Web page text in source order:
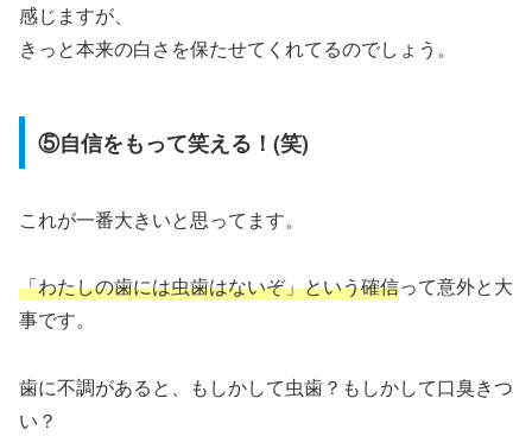
感じますが、
きっと本来の白さを保たせてくれてるのでしょう。
⑤自信をもって笑える！(笑)
これが一番大きいと思ってます。
「わたしの歯には虫歯はないぞ」という確信って意外と大
事です。
歯に不調があると、もしかして虫歯？もしかして口臭きつ
い？